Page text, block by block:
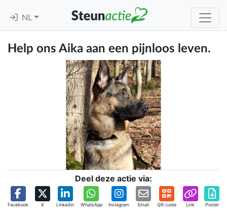
NL
Help ons Aika aan een pijnloos leven.
Deel deze actie via:
Facebook X Linkedin WhatsApp Instagram Email QR-code Link Poster